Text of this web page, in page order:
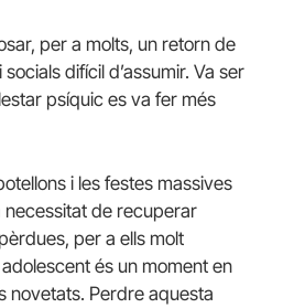
per a molts, un retorn de
difícil d’assumir. Va ser
psíquic es va fer més
i les festes massives
necessitat de recuperar
per a ells molt
adolescent és un moment en
novetats. Perdre aquesta